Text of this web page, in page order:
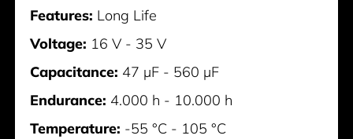
Features: Long Life
Voltage: 16 V - 35 V
Capacitance: 47 µF - 560 µF
Endurance: 4.000 h - 10.000 h
Temperature: -55 °C - 105 °C